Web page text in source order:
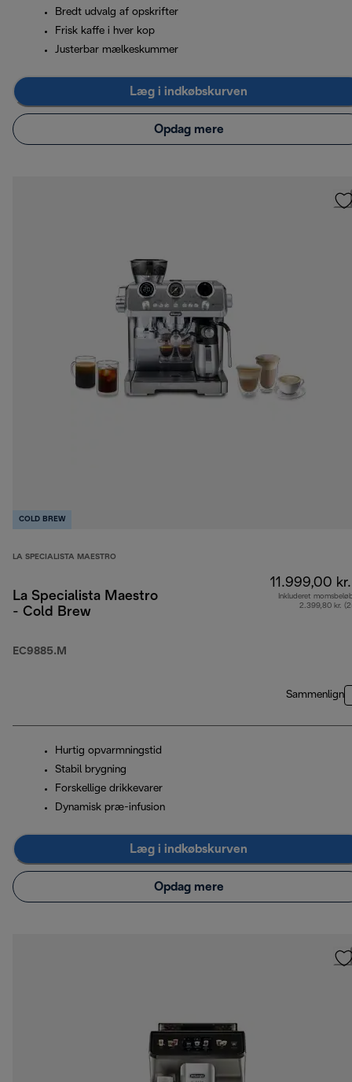
Bredt udvalg af opskrifter
Frisk kaffe i hver kop
Justerbar mælkeskummer
Læg i indkøbskurven
Opdag mere
COLD BREW
LA SPECIALISTA MAESTRO
La Specialista Maestro
- Cold Brew
EC9885.M
11.999,00 kr.
Inkluderet
2.399,80 kr.
Sammenlign
Hurtig opvarmningstid
Stabil brygning
Forskellige drikkevarer
Dynamisk præ-infusion
Læg i indkøbskurven
Opdag mere